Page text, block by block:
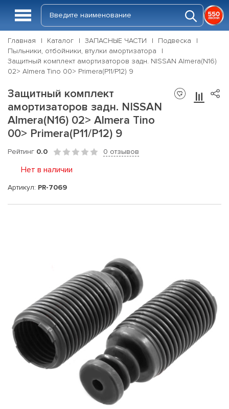
Главная Каталог ЗАПАСНЫЕ ЧАСТИ
Подвеска
Пыльники, отбойники, втулки амортизатора
Защитный комплект амортизаторов задн. NISSAN Almera(N16)
02> Almera Tino 00> Primera(P11/P12) 9
Защитный комплект
амортизаторов задн. NISSAN
Almera(N16) 02> Almera Tino
00> Primera(P11/P12) 9
Рейтинг 0.0 0 отзывов
Нет в наличии
Артикул: PR-7069